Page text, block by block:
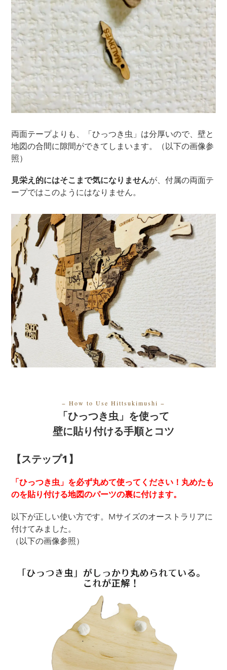
両面テープよりも、「ひっつき虫」は分厚いので、壁と
地図の合間に隙間ができてしまいます。（以下の画像参
照）
見栄え的にはそこまで気になりませんが、付属の両面テ
ープではこのようにはなりません。
− How to Use Hittsukimushi −
「ひっつき虫」を使って
壁に貼り付ける手順とコツ
【ステップ1】
「ひっつき虫」を必ず丸めて使ってください！丸めたも
のを貼り付ける地図のパーツの裏に付けます。
以下が正しい使い方です。Mサイズのオーストラリアに
付けてみました。
（以下の画像参照）